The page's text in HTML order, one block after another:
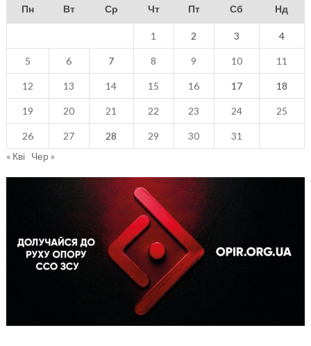
Пн Вт Ср Чт Пт Сб Нд
1 2 3 4
5 6 7 8 9 10 11
12 13 14 15 16 17 18
19 20 21 22 23 24 25
26 27 28 29 30
31
« Кві Чер »